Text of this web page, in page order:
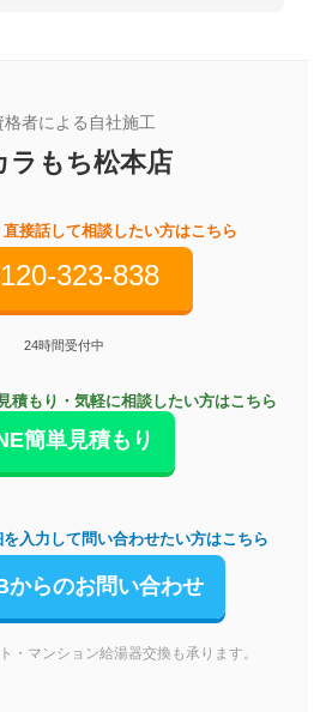
格者による自社施工
ラもち松本店
接話して相談したい方はこちら
323-838
24時間受付中
積もり・気軽に相談したい方はこちら
簡単見積もり
入力して問い合わせたい方はこちら
からのお問い合わせ
・マンション給湯器交換も承ります。